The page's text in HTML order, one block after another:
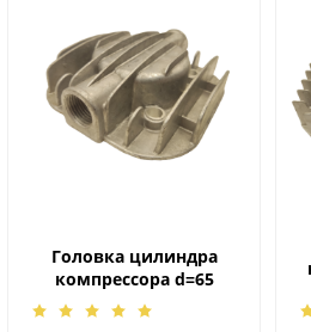
Головка цилиндра
компрессора d=65